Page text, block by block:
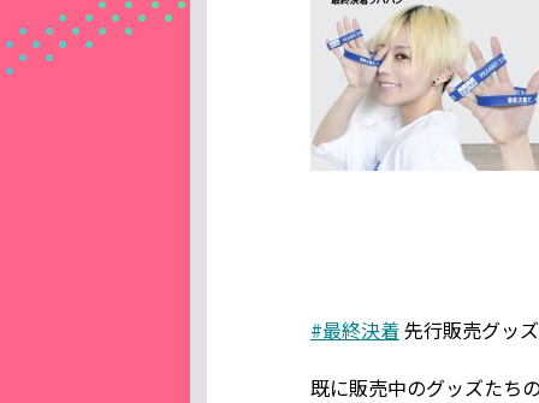
#最終決着先行販売グッ
既に販売中のグッズたち